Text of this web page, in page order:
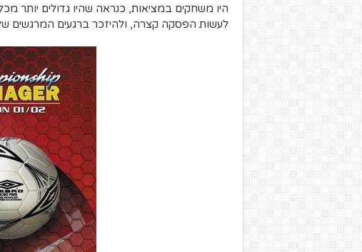
היו משחקים במציאות, כנראה שהיו גדולים יותר
לעשות הפסקה קצרה, ולהיזכר ברגעים המרגשים